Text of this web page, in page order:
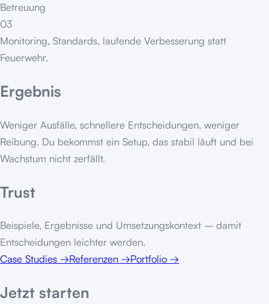
Betreuung
03
Monitoring, Standards, laufende Verbesserung statt
Feuerwehr.
Ergebnis
Weniger Ausfälle, schnellere Entscheidungen, weniger
Reibung. Du bekommst ein Setup, das stabil läuft und bei
Wachstum nicht zerfällt.
Trust
Beispiele, Ergebnisse und Umsetzungskontext – damit
Entscheidungen leichter werden.
Case Studies →Referenzen →Portfolio →
Jetzt starten